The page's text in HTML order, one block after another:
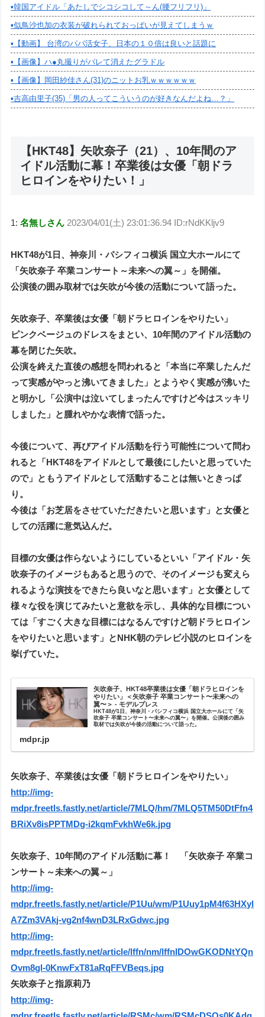
▪️韓国アイドル「あたしでシコシコして～ん(腰フリフリ)」
▪️似鳥沙也加の衣装が破れられておっぱいが見えてしまうｗ
▪️【動画】 台湾のパパ活女子、日本の１０倍は良いと話題に
▪️【画像】ハ●丸撮りがバレて消えたグラドル
▪️【画像】岡田紗佳さん(31)のニットお乳ｗｗｗｗｗｗ
▪️吉高由里子(35)「男の人ってこういうのが好きなんだよね…？」
【HKT48】矢吹奈子（21）、10年間のア
イドル活動に幕！卒業後は女優「朝ドラ
ヒロインをやりたい！」
1:名無しさん 2023/04/01(土) 23:01:36.94 ID:rNdKKljv9
HKT48が1日、神奈川・パシフィコ横浜 国立大ホールにて
「矢吹奈子 卒業コンサート～未来への翼～」を開催。
公演後の囲み取材では矢吹が今後の活動について語った。
矢吹奈子、卒業後は女優「朝ドラヒロインをやりたい」
ピンクベージュのドレスをまとい、10年間のアイドル活動の
幕を閉じた矢吹。
公演を終えた直後の感想を問われると「本当に卒業したんだ
って実感がやっと沸いてきました」とようやく実感が沸いた
と明かし「公演中は泣いてしまったんですけど今はスッキリ
しました」と腫れやかな表情で語った。
今後について、再びアイドル活動を行う可能性について問わ
れると「HKT48をアイドルとして最後にしたいと思っていた
ので」ともうアイドルとして活動することは無いときっぱ
り。
今後は「お芝居をさせていただきたいと思います」と女優と
しての活躍に意気込んだ。
目標の女優は作らないようにしているといい「アイドル・矢
吹奈子のイメージもあると思うので、そのイメージも変えら
れるような演技をできたら良いなと思います」と女優として
様々な役を演じてみたいと意欲を示し、具体的な目標につい
ては「すごく大きな目標にはなるんですけど朝ドラヒロイン
をやりたいと思います」とNHK朝のテレビ小説のヒロインを
挙げていた。
矢吹奈子、HKT48卒業後は女優「朝ドラヒロインを
やりたい」＜矢吹奈子 卒業コンサート〜未来への
翼〜＞ - モデルプレス
HKT48が1日、神奈川・パシフィコ横浜 国立大ホールにて「矢
吹奈子 卒業コンサート〜未来への翼〜」を開催。公演後の囲み
取材では矢吹が今後の活動について語った。
mdpr.jp
矢吹奈子、卒業後は女優「朝ドラヒロインをやりたい」
http://img-
mdpr.freetls.fastly.net/article/7MLQ/hm/7MLQ5TM50DtFfn4
BRiXv8isPPTMDg-i2kqmFvkhWe6k.jpg
矢吹奈子、10年間のアイドル活動に幕！ 「矢吹奈子 卒業コ
ンサート～未来への翼～」
http://img-
mdpr.freetls.fastly.net/article/P1Uu/wm/P1Uuy1pM4f63HXyl
A7Zm3VAkj-vg2nf4wnD3LRxGdwc.jpg
http://img-
mdpr.freetls.fastly.net/article/lffn/nm/lffnIDOwGKODNtYQn
Ovm8gl-0KnwFxT81aRqFFVBeqs.jpg
矢吹奈子と指原莉乃
http://img-